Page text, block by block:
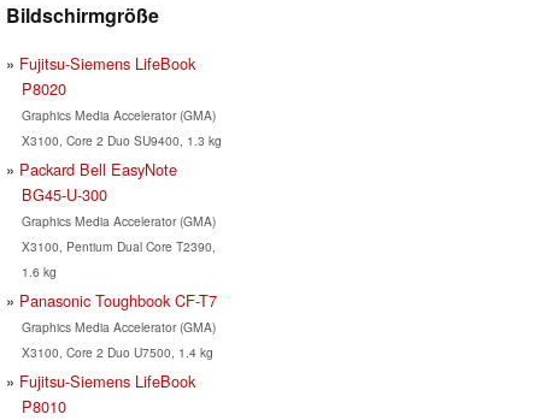
Bildschirmgröße
Fujitsu-Siemens LifeBook
P8020
Graphics Media Accelerator (GMA)
X3100, Core 2 Duo SU9400, 1.3 kg
Packard Bell EasyNote
BG45-U-300
Graphics Media Accelerator (GMA)
X3100, Pentium Dual Core T2390,
1.6 kg
Panasonic Toughbook CF-T7
Graphics Media Accelerator (GMA)
X3100, Core 2 Duo U7500, 1.4 kg
Fujitsu-Siemens LifeBook
P8010